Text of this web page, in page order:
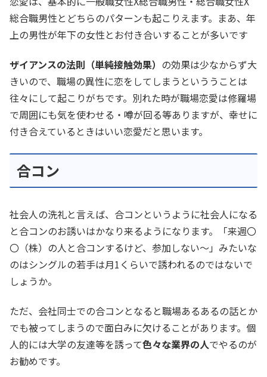
総合職男性とどちらのパターンも起こりえます。まあ、年
上の男性が年下の女性とお付き合いすることが多いです
ザイアンスの法則（単純接触効果） の効果は少なからず大
きいので、職場の異性に恋をしてしまうといううことは
往々にして起こりがちです。別れた時が職場恋愛は修羅場
で周囲にも気を使わせる・噂が回る等ありますが、幸せに
付き合えているときはいい恋愛だと思います。
合コン
社会人の洗礼と言えば、合コンというように社会人になる
と合コンのお誘いはかなり来るようになります。「来週〇
〇（株）の人と合コンするけど、参加しない～」みたいな
のはシングルの若手は月1くらいで誘われるのではないで
しょうか。
ただ、会社同士での合コンとなると職場あるあるの話とか
でも被ってしまうので面白みに欠けることがあります。個
人的には大学の友達等を誘って色々な業界の人でやるのが
お勧めです。